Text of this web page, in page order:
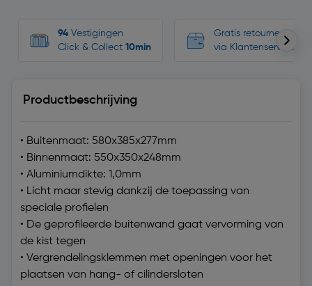
94 Vestigingen
Click & Collect 10min
Gratis retourneren,
via Klantenservice
Productbeschrijving
• Buitenmaat: 580x385x277mm
• Binnenmaat: 550x350x248mm
• Aluminiumdikte: 1,0mm
• Licht maar stevig dankzij de toepassing van
speciale profielen
• De geprofileerde buitenwand gaat vervorming van
de kist tegen
• Vergrendelingsklemmen met openingen voor het
plaatsen van hang- of cilindersloten